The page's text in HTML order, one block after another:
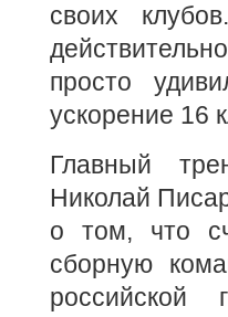
своих
просто
ускорение 16
Главный
Николай
о том, что
сборную
российской